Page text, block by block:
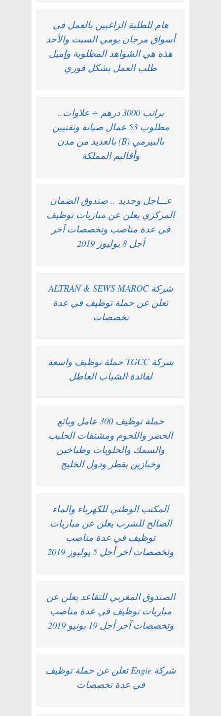
هام للطلبة الراغبين بالعمل في
أسواق مرجان يومي السبت والأحد
هذه هي الشواهد المطلوبة وإميل
طلب العمل بشكل فوري
براتب 3000 درهم + علاوات..
مطلوب 53 عمال صيانة وتقنيين
بالبيرمي (B) بالعديد من مدن
وأقاليم المملكة
عـــاجل وجديد .. صندوق الضمان
المركزي يعلن عن مباريات توظيف
في عدة مناصب وتخصصات آخر
أجل 8 يوليوز 2019
شركة ALTRAN & SEWS MAROC
تعلن عن حملة توظيف في عدة
تخصصات
شركة TGCC حملة توظيف واسعة
لفائدة الشباب العاطل
حملة توظيف 300 عامل وبائع
الخضر واللحوم ومشتقات الحليب
والسمك والحلويات وطباخين
وخبازين بقطر ودول الخليج
المكتب الوطني للكهرباء والماء
الصالح للشرب يعلن عن مباريات
توظيف في عدة مناصب
وتخصصات آخر أجل 5 يوليوز 2019
الصندوق المغربي للتقاعد يعلن عن
مباريات توظيف في عدة مناصب
وتخصصات آخر أجل 19 يونيو 2019
شركة Engie تعلن عن حملة توظيف
في عدة تخصصات